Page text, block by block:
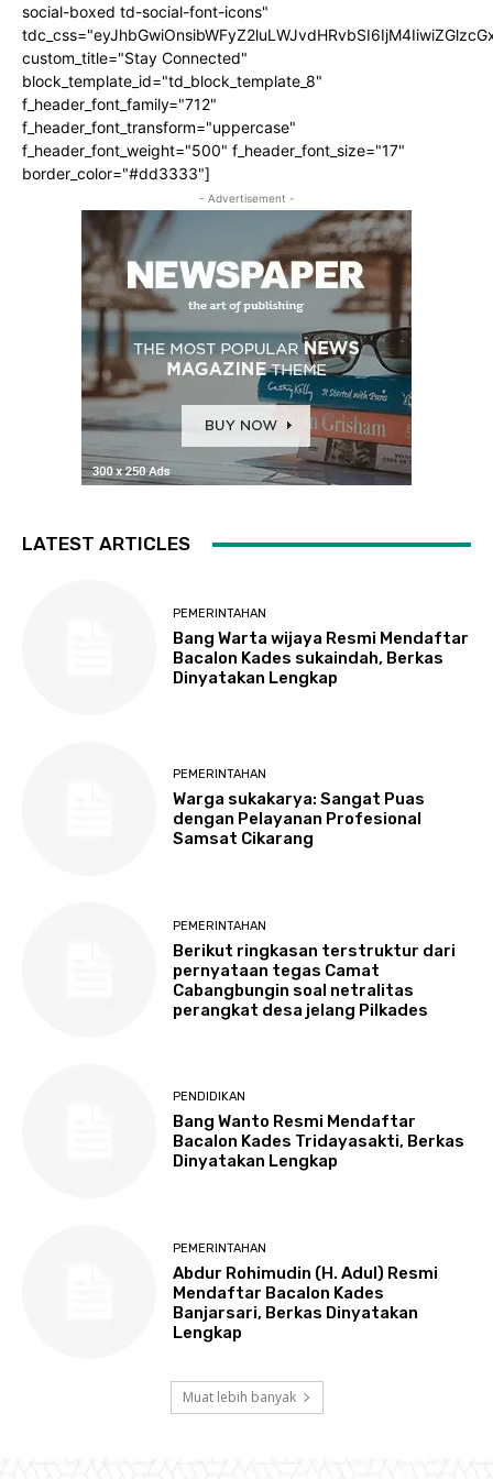
social-boxed td-social-font-icons"
custom_title="Stay Connected"
block_template_id="td_block_template_8"
f_header_font_family="712"
f_header_font_transform="uppercase"
f_header_font_weight="500" f_header_font_size="17"
border_color="#dd3333"]
- Advertisement -
LATEST ARTICLES
PEMERINTAHAN
Bang Warta wijaya Resmi Mendaftar
Bacalon Kades sukaindah, Berkas
Dinyatakan Lengkap
PEMERINTAHAN
Warga sukakarya: Sangat Puas
dengan Pelayanan Profesional
Samsat Cikarang
PEMERINTAHAN
Berikut ringkasan terstruktur dari
pernyataan tegas Camat
Cabangbungin soal netralitas
perangkat desa jelang Pilkades
PENDIDIKAN
Bang Wanto Resmi Mendaftar
Bacalon Kades Tridayasakti, Berkas
Dinyatakan Lengkap
PEMERINTAHAN
Abdur Rohimudin (H. Adul) Resmi
Mendaftar Bacalon Kades
Banjarsari, Berkas Dinyatakan
Lengkap
Muat lebih banyak